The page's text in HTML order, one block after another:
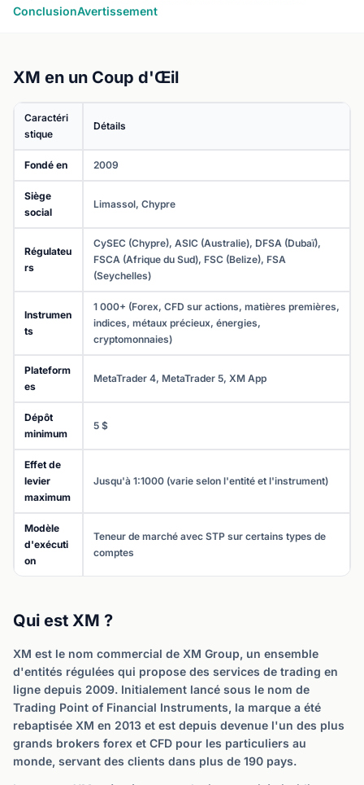
ConclusionAvertissement
XM en un Coup d'Œil
Caractéri
stique
Détails
Fondé en 2009
Siège
social
Limassol, Chypre
Régulateu
rs
CySEC (Chypre), ASIC (Australie), DFSA (Dubaï),
FSCA (Afrique du Sud), FSC (Belize), FSA
(Seychelles)
Instrumen
ts
1 000+ (Forex, CFD sur actions, matières premières,
indices, métaux précieux, énergies,
cryptomonnaies)
Plateform
es
MetaTrader 4, MetaTrader 5, XM App
Dépôt
minimum
5 $
Effet de
levier
maximum
Jusqu'à 1:1000 (varie selon l'entité et l'instrument)
Modèle
d'exécuti
on
Teneur de marché avec STP sur certains types de
comptes
Qui est XM ?
XM est le nom commercial de XM Group, un ensemble
d'entités régulées qui propose des services de trading en
ligne depuis 2009. Initialement lancé sous le nom de
Trading Point of Financial Instruments, la marque a été
rebaptisée XM en 2013 et est depuis devenue l'un des plus
grands brokers forex et CFD pour les particuliers au
monde, servant des clients dans plus de 190 pays.